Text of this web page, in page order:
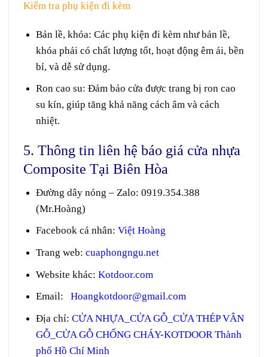
Kiểm tra phụ kiện đi kèm
Bản lề, khóa: Các phụ kiện đi kèm như bản lề,
khóa phải có chất lượng tốt, hoạt động êm ái, bền
bỉ, và dễ sử dụng.
Ron cao su: Đảm bảo cửa được trang bị ron cao
su kín, giúp tăng khả năng cách âm và cách
nhiệt.
5. Thông tin liên hệ báo giá cửa nhựa
Composite Tại Biên Hòa
Đường dây nóng – Zalo: 0919.354.388
(Mr.Hoàng)
Facebook cá nhân: Việt Hoàng
Trang web: cuaphongngu.net
Website khác: Kotdoor.com
Email: Hoangkotdoor@gmail.com
Địa chỉ: CỬA NHỰA_CỬA GỖ_CỬA THÉP VÂN
GỖ_CỬA GỖ CHỐNG CHÁY-KOTDOOR Thành
phố Hồ Chí Minh